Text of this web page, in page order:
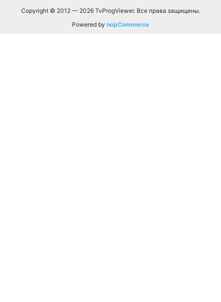
Copyright © 2012 — 2026 TvProgViewer. Все права защищены.
Powered by nopCommerce